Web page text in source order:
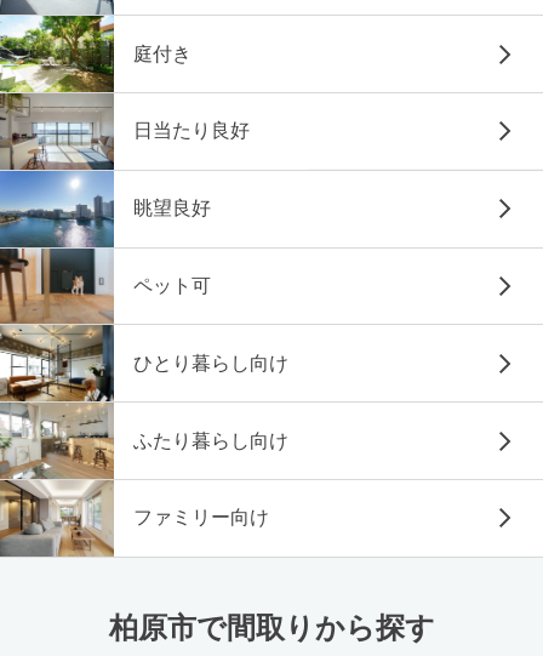
庭付き
日当たり良好
眺望良好
ペット可
ひとり暮らし向け
ふたり暮らし向け
ファミリー向け
柏原市で間取りから探す